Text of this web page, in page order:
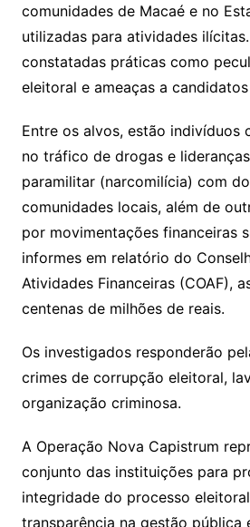
comunidades de Macaé e no
utilizadas para atividades
constatadas práticas como
eleitoral e ameaças a
Entre os alvos, estão indivíduos
no tráfico de drogas e
paramilitar (narcomilícia) com
comunidades locais, além de
por movimentações financeiras
informes em relatório do
Atividades Financeiras (COAF),
centenas de milhões de reais.
Os investigados responderão
crimes de corrupção eleitoral,
organização criminosa.
A Operação Nova Capistrum
conjunto das instituições para
integridade do processo
transparência na gestão pública